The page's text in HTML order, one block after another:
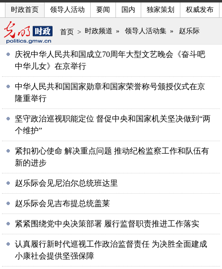
时政首页 领导人活动 要闻 国内 独家策划 权威发布
首页 > 时政频道 » 领导人活动集 » 赵乐际
庆祝中华人民共和国成立70周年大型文艺晚会《奋斗吧
中华儿女》在京举行
中华人民共和国国家勋章和国家荣誉称号颁授仪式在京
隆重举行
坚守政治巡视职能定位 督促中央和国家机关坚决做到“两
个维护”
紧扣初心使命 解决重点问题 推动纪检监察工作和队伍有
新的进步
赵乐际会见尼泊尔总统班达里
赵乐际会见吉布提总统盖莱
紧紧围绕党中央决策部署 履行监督职责推进工作落实
认真履行新时代巡视工作政治监督责任 为决胜全面建成
小康社会提供坚强保障